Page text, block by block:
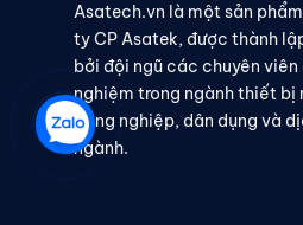
Asatech.vn là một sản
ty CP Asatek, được thành
bởi đội ngũ các chuyên viên
nghiệm trong ngành thiết bị
công nghiệp, dân dụng và
ngành.